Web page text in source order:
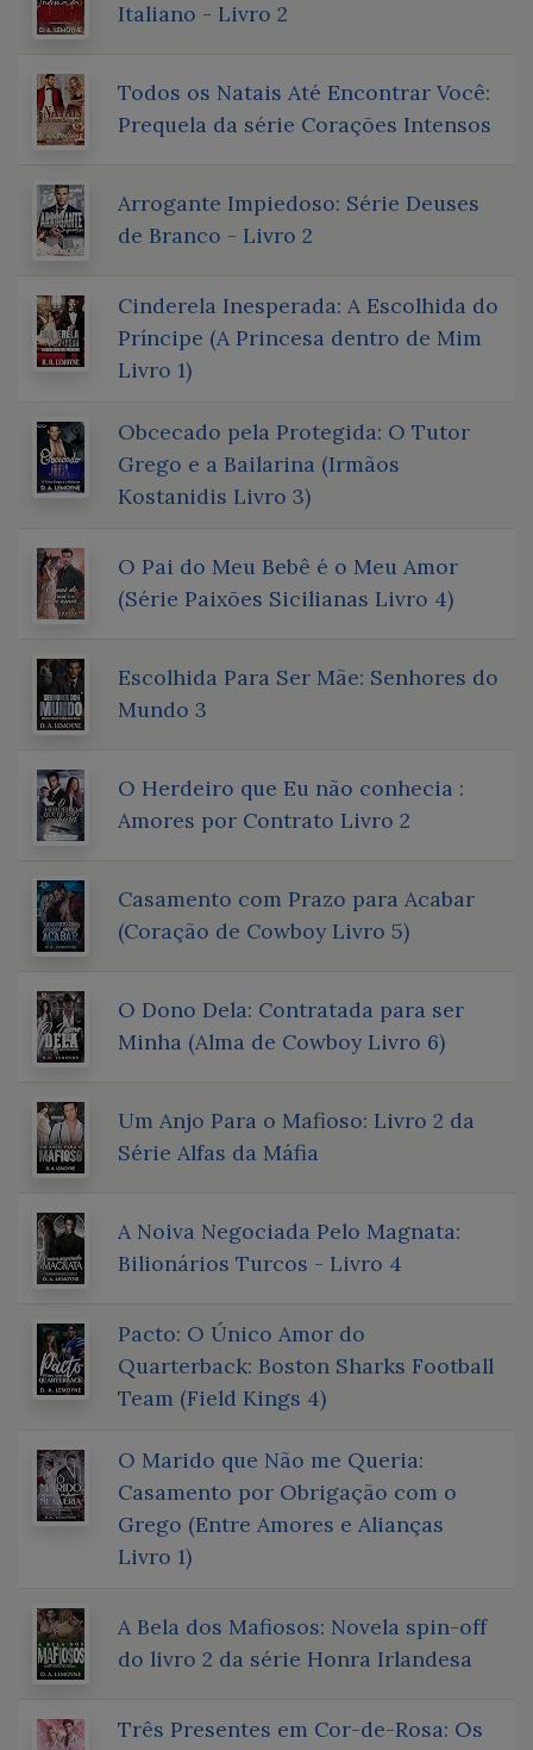
Italiano - Livro 2
Todos os Natais Até Encontrar Você:
Prequela da série Corações Intensos
Arrogante Impiedoso: Série Deuses
de Branco - Livro 2
Cinderela Inesperada: A Escolhida do
Príncipe (A Princesa dentro de Mim
Livro 1)
Obcecado pela Protegida: O Tutor
Grego e a Bailarina (Irmãos
Kostanidis Livro 3)
O Pai do Meu Bebê é o Meu Amor
(Série Paixões Sicilianas Livro 4)
Escolhida Para Ser Mãe: Senhores do
Mundo 3
O Herdeiro que Eu não conhecia :
Amores por Contrato Livro 2
Casamento com Prazo para Acabar
(Coração de Cowboy Livro 5)
O Dono Dela: Contratada para ser
Minha (Alma de Cowboy Livro 6)
Um Anjo Para o Mafioso: Livro 2 da
Série Alfas da Máfia
A Noiva Negociada Pelo Magnata:
Bilionários Turcos - Livro 4
Pacto: O Único Amor do
Quarterback: Boston Sharks Football
Team (Field Kings 4)
O Marido que Não me Queria:
Casamento por Obrigação com o
Grego (Entre Amores e Alianças
Livro 1)
A Bela dos Mafiosos: Novela spin-off
do livro 2 da série Honra Irlandesa
Três Presentes em Cor-de-Rosa: Os